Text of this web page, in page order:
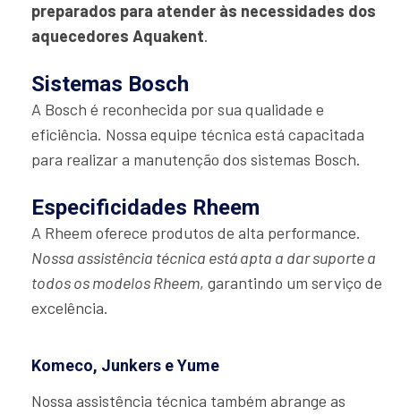
preparados para atender às necessidades dos
aquecedores Aquakent.
Sistemas Bosch
A Bosch é reconhecida por sua qualidade e
eficiência. Nossa equipe técnica está capacitada
para realizar a manutenção dos sistemas Bosch.
Especificidades Rheem
A Rheem oferece produtos de alta performance.
Nossa assistência técnica está apta a dar suporte a
todos os modelos Rheem, garantindo um serviço de
excelência.
Komeco, Junkers e Yume
Nossa assistência técnica também abrange as